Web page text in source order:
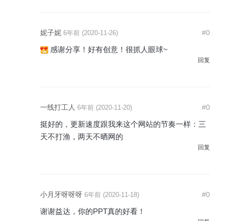
妮子妮 6年前 (2020-11-26) #0
感谢分享！好有创意！很抓人眼球~
回复
一线打工人 6年前 (2020-11-20) #0
挺好的，更新速度跟我来这个网站的节奏一样：三
天不打渔，两天不晒网的
回复
小月牙呀呀呀 6年前 (2020-11-18) #0
谢谢益达，你的PPT真的好看！